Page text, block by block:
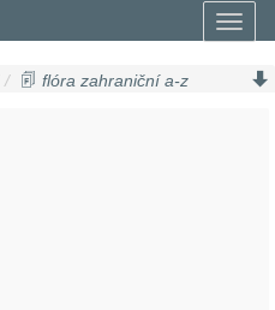
flóra zahraniční a-z